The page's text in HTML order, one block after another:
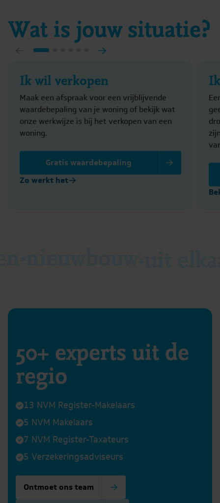
Wat is jouw situatie?
Ik wil verkopen
Maak een afspraak voor een vrijblijvende
waardebepaling van je woning of bekijk wat
onze werkwijze is bij het verkopen van een
woning.
Gratis waardebepaling
Zo werkt het
50+ experts uit de
regio
13 NVM Register-Makelaars
5 NVM Makelaars
7 NVM Register-Taxateurs
5 Verzekeringsadviseurs
Ontmoet ons team